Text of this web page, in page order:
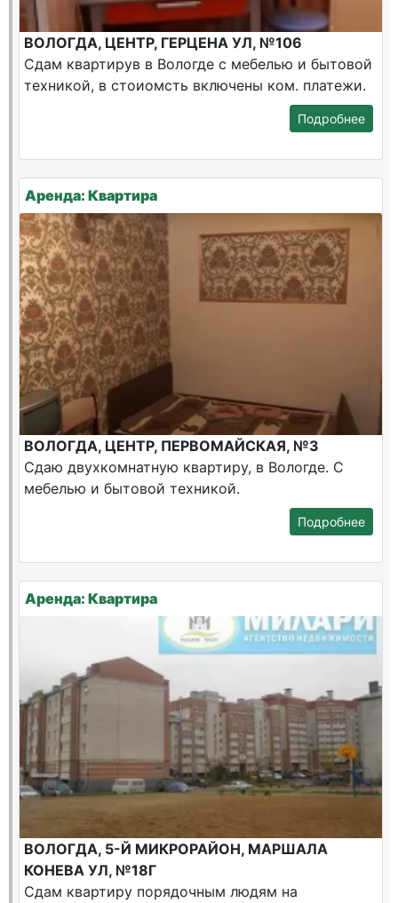
ВОЛОГДА, ЦЕНТР, ГЕРЦЕНА УЛ, №106
Сдам квартирув в Вологде с мебелью и бытовой
техникой, в стоиомсть включены ком. платежи.
Подробнее
Аренда: Квартира
ВОЛОГДА, ЦЕНТР, ПЕРВОМАЙСКАЯ, №3
Сдаю двухкомнатную квартиру, в Вологде. С
мебелью и бытовой техникой.
Подробнее
Аренда: Квартира
ВОЛОГДА, 5-Й МИКРОРАЙОН, МАРШАЛА
КОНЕВА УЛ, №18Г
Сдам квартиру порядочным людям на